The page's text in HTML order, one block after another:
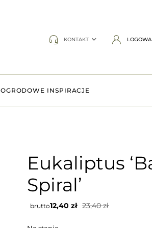
KONTAKT
OGRODOWE INSPIRACJE
Eukaliptus
Spiral’
23,40zł
12,40 zł
brutto